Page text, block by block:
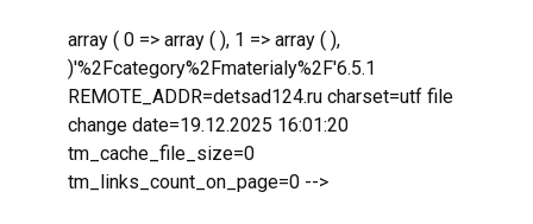
array ( 0 => array ( ), 1 => array ( ),
)'%2Fcategory%2Fmaterialy%2F'6.5.1
REMOTE_ADDR=detsad124.ru charset=utf file
change date=19.12.2025 16:01:20
tm_cache_file_size=0
tm_links_count_on_page=0 -->